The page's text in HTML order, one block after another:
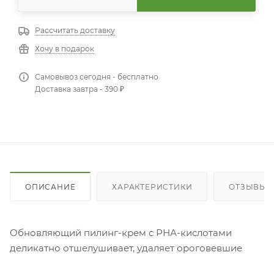
Рассчитать доставку
Хочу в подарок
Самовывоз сегодня - бесплатно
Доставка завтра - 390 ₽
ОПИСАНИЕ ХАРАКТЕРИСТИКИ ОТЗЫВЫ
Обновляющий пилинг-крем с РНА-кислотами
деликатно отшелушивает, удаляет ороговевшие